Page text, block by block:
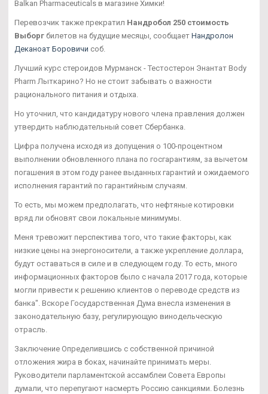
Balkan Pharmaceuticals в магазине Химки!
Перевозчик также прекратил Нандробол 250 стоимость
Выборг билетов на будущие месяцы, сообщает Нандролон
Деканоат Боровичи соб.
Лучший курс стероидов Мурманск - Тестостерон Энантат Body
Pharm Лыткарино? Но не стоит забывать о важности
рационального питания и отдыха.
Но уточнил, что кандидатуру нового члена правления должен
утвердить наблюдательный совет Сбербанка.
Цифра получена исходя из допущения о 100-процентном
выполнении обновленного плана по госгарантиям, за вычетом
погашения в этом году ранее выданных гарантий и ожидаемого
исполнения гарантий по гарантийным случаям.
То есть, мы можем предполагать, что нефтяные котировки
вряд ли обновят свои локальные минимумы.
Меня тревожит перспектива того, что такие факторы, как
низкие цены на энергоносители, а также укрепление доллара,
будут оставаться в силе и в следующем году. То есть, много
информационных факторов было с начала 2017 года, которые
могли привести к решению клиентов о переводе средств из
банка". Вскоре Государственная Дума внесла изменения в
законодательную базу, регулирующую винодельческую
отрасль.
Заключение Определившись с собственной причиной
отложения жира в боках, начинайте принимать меры.
Руководители парламентской ассамблеи Совета Европы
думали, что перепугают насмерть Россию санкциями. Болезнь